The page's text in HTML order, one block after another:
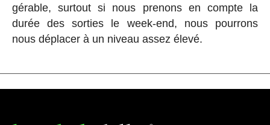
gérable, surtout si nous prenons en compte la
durée des sorties le week-end, nous pourrons
nous déplacer à un niveau assez élevé.